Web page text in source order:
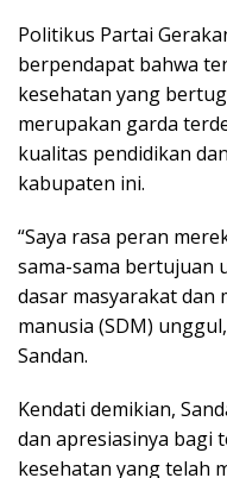
Politikus Partai
berpendapat bahwa
kesehatan yang
merupakan garda
kualitas pendidikan
kabupaten ini.
“Saya rasa peran
sama-sama bertujuan
dasar masyarakat dan
manusia (SDM)
Sandan.
Kendati demikian,
dan apresiasinya bagi
kesehatan yang telah